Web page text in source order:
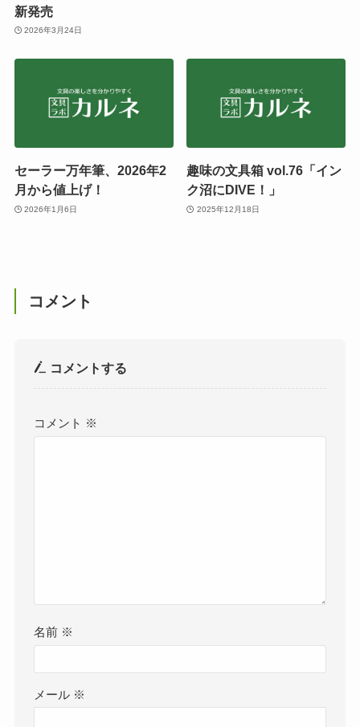
新発売
2026年3月24日
セーラー万年筆、2026年2
月から値上げ！
2026年1月6日
趣味の文具箱 vol.76「イン
ク沼にDIVE！」
2025年12月18日
コメント
コメントする
コメント ※
名前 ※
メール ※